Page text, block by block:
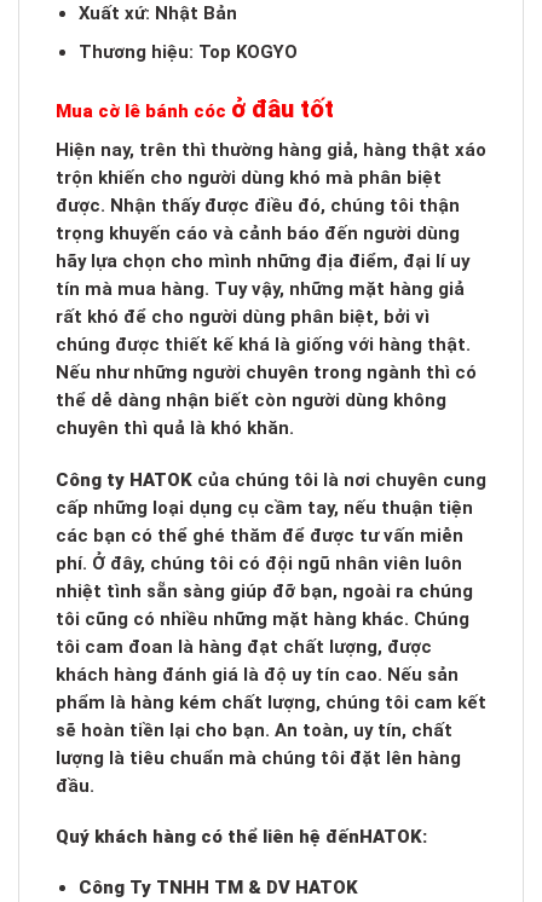
Xuất xứ: Nhật Bản
Thương hiệu: Top KOGYO
Mua cờ lê bánh cóc ở đâu tốt
Hiện nay, trên thì thường hàng giả, hàng thật xáo
trộn khiến cho người dùng khó mà phân biệt
được. Nhận thấy được điều đó, chúng tôi thận
trọng khuyến cáo và cảnh báo đến người dùng
hãy lựa chọn cho mình những địa điểm, đại lí uy
tín mà mua hàng. Tuy vậy, những mặt hàng giả
rất khó để cho người dùng phân biệt, bởi vì
chúng được thiết kế khá là giống với hàng thật.
Nếu như những người chuyên trong ngành thì có
thể dễ dàng nhận biết còn người dùng không
chuyên thì quả là khó khăn.
Công ty HATOK của chúng tôi là nơi chuyên cung
cấp những loại dụng cụ cầm tay, nếu thuận tiện
các bạn có thể ghé thăm để được tư vấn miễn
phí. Ở đây, chúng tôi có đội ngũ nhân viên luôn
nhiệt tình sẵn sàng giúp đỡ bạn, ngoài ra chúng
tôi cũng có nhiều những mặt hàng khác. Chúng
tôi cam đoan là hàng đạt chất lượng, được
khách hàng đánh giá là độ uy tín cao. Nếu sản
phẩm là hàng kém chất lượng, chúng tôi cam kết
sẽ hoàn tiền lại cho bạn. An toàn, uy tín, chất
lượng là tiêu chuẩn mà chúng tôi đặt lên hàng
đầu.
Quý khách hàng có thể liên hệ đếnHATOK:
Công Ty TNHH TM & DV HATOK